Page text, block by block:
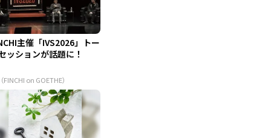
主催「IVS2026」トー
ッションが話題に！
FINCHI on GOETHE）